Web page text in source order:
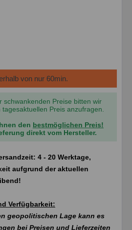
schwankenden Preise bitten wir
tagesaktuellen Preis anzufragen.
den bestmöglichen Preis!
direkt vom Hersteller.
4 - 20 Werktage,
aufgrund der aktuellen
Verfügbarkeit:
geopolitischen Lage kann es
bei Preisen und Lieferzeiten